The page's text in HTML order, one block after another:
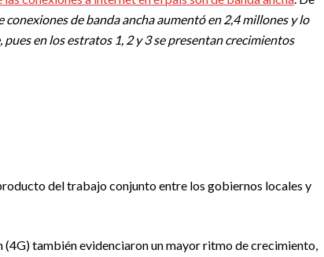
conexiones de banda ancha aumentó en 2,4 millones y lo
en los estratos 1, 2 y 3 se presentan crecimientos
del trabajo conjunto entre los gobiernos locales y
también evidenciaron un mayor ritmo de crecimiento,